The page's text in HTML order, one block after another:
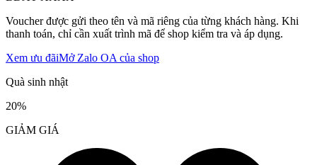
Voucher được gửi theo tên và mã riêng của từng khách hàng. Khi
thanh toán, chỉ cần xuất trình mã để shop kiểm tra và áp dụng.
Xem ưu đãiMở Zalo OA của shop
Quà sinh nhật
20%
GIẢM GIÁ